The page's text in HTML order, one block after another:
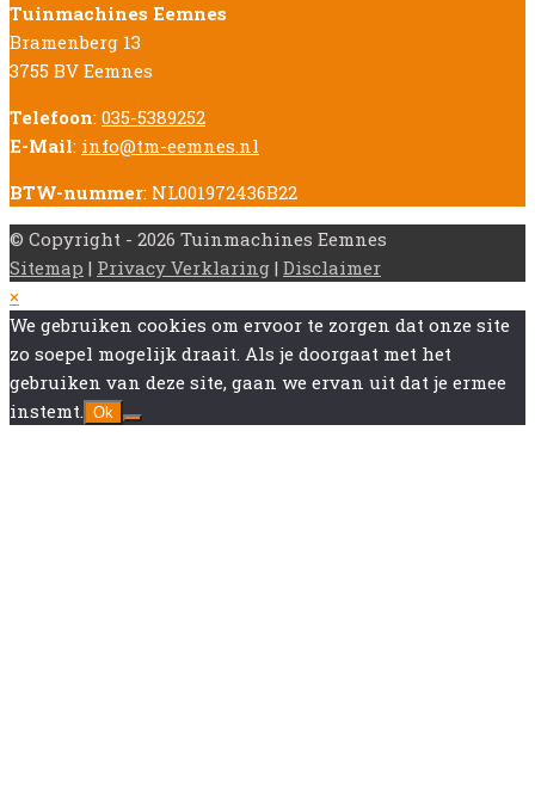
Tuinmachines Eemnes
Bramenberg 13
3755 BV Eemnes
Telefoon: 035-5389252
E-Mail: info@tm-eemnes.nl
BTW-nummer: NL001972436B22
© Copyright - 2026 Tuinmachines Eemnes
Sitemap | Privacy Verklaring | Disclaimer
Back
To
Top
×
We gebruiken cookies om ervoor te zorgen dat onze site
zo soepel mogelijk draait. Als je doorgaat met het
gebruiken van deze site, gaan we ervan uit dat je ermee
instemt.
Ok